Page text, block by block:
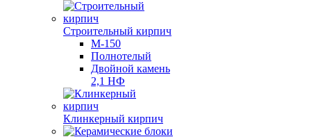
Строительный кирпич
М-150
Полнотелый
Двойной камень
2,1 НФ
Клинкерный кирпич